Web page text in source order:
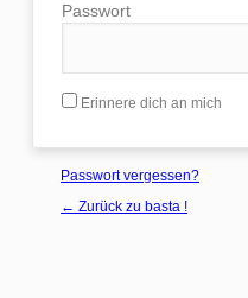
Passwort
Erinnere dich an mich
Passwort vergessen?
← Zurück zu basta !